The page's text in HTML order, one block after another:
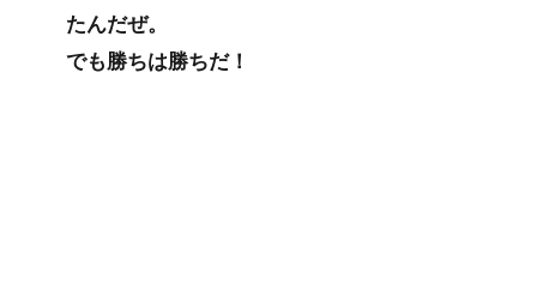
たんだぜ。
でも勝ちは勝ちだ！